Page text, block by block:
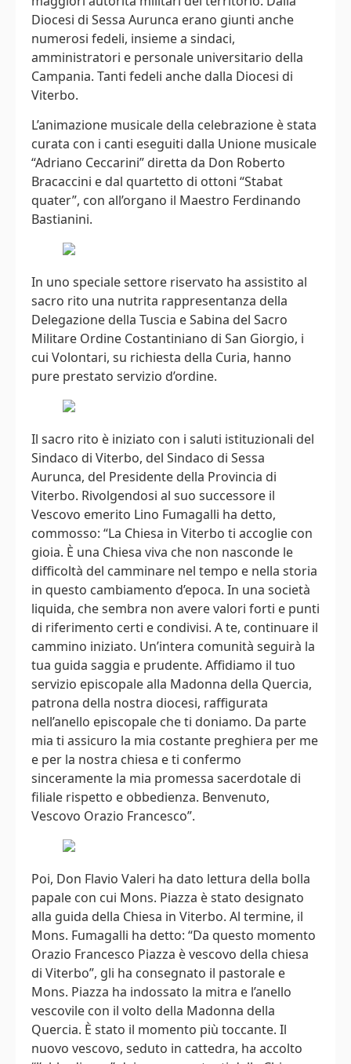
Diocesi di Sessa Aurunca erano giunti anche
numerosi fedeli, insieme a sindaci,
amministratori e personale universitario della
Campania. Tanti fedeli anche dalla Diocesi di
Viterbo.
L’animazione musicale della celebrazione è stata
curata con i canti eseguiti dalla Unione musicale
“Adriano Ceccarini” diretta da Don Roberto
Bracaccini e dal quartetto di ottoni “Stabat
quater”, con all’organo il Maestro Ferdinando
Bastianini.
In uno speciale settore riservato ha assistito al
sacro rito una nutrita rappresentanza della
Delegazione della Tuscia e Sabina del Sacro
Militare Ordine Costantiniano di San Giorgio, i
cui Volontari, su richiesta della Curia, hanno
pure prestato servizio d’ordine.
Il sacro rito è iniziato con i saluti istituzionali del
Sindaco di Viterbo, del Sindaco di Sessa
Aurunca, del Presidente della Provincia di
Viterbo. Rivolgendosi al suo successore il
Vescovo emerito Lino Fumagalli ha detto,
commosso: “La Chiesa in Viterbo ti accoglie con
gioia. È una Chiesa viva che non nasconde le
difficoltà del camminare nel tempo e nella storia
in questo cambiamento d’epoca. In una società
liquida, che sembra non avere valori forti e punti
di riferimento certi e condivisi. A te, continuare il
cammino iniziato. Un’intera comunità seguirà la
tua guida saggia e prudente. Affidiamo il tuo
servizio episcopale alla Madonna della Quercia,
patrona della nostra diocesi, raffigurata
nell’anello episcopale che ti doniamo. Da parte
mia ti assicuro la mia costante preghiera per me
e per la nostra chiesa e ti confermo
sinceramente la mia promessa sacerdotale di
filiale rispetto e obbedienza. Benvenuto,
Vescovo Orazio Francesco”.
Poi, Don Flavio Valeri ha dato lettura della bolla
papale con cui Mons. Piazza è stato designato
alla guida della Chiesa in Viterbo. Al termine, il
Mons. Fumagalli ha detto: “Da questo momento
Orazio Francesco Piazza è vescovo della chiesa
di Viterbo”, gli ha consegnato il pastorale e
Mons. Piazza ha indossato la mitra e l’anello
vescovile con il volto della Madonna della
Quercia. È stato il momento più toccante. Il
nuovo vescovo, seduto in cattedra, ha accolto